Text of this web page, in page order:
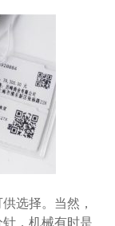
选择。当然，
，机械有时是